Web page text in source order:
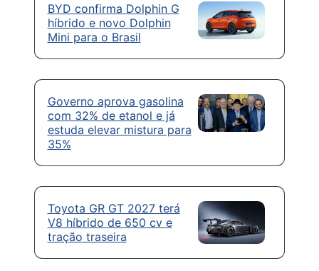
BYD confirma Dolphin G
híbrido e novo Dolphin
Mini para o Brasil
Governo aprova gasolina
com 32% de etanol e já
estuda elevar mistura para
35%
Toyota GR GT 2027 terá
V8 híbrido de 650 cv e
tração traseira